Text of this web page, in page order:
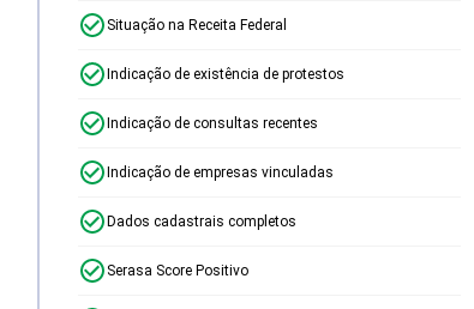
Situação na Receita Federal
Indicação de existência de protestos
Indicação de consultas recentes
Indicação de empresas vinculadas
Dados cadastrais completos
Serasa Score Positivo